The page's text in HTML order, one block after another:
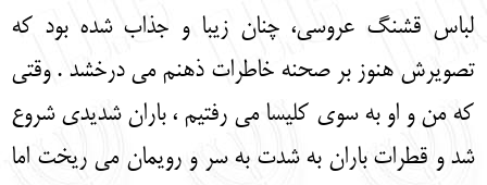
لباس قشنگ عروسی، چنان زیبا و جذاب شده بود که
تصویرش هنوز بر صحنه خاطرات ذهنم می درخشد . وقتی
که من و او به سوی کلیسا می رفتیم ، باران شدیدی شروع
شد و قطرات باران به شدت به سر و رویمان می ریخت اما